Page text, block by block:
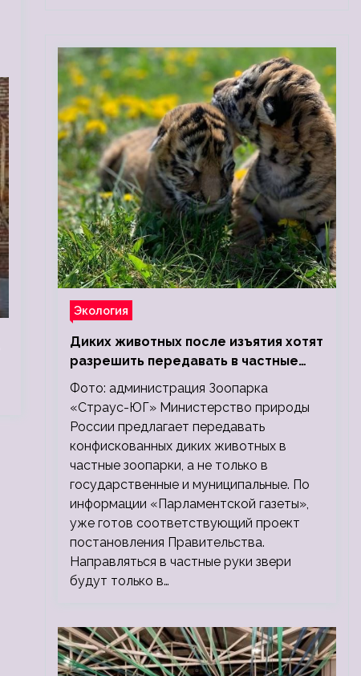
Экология
Диких животных после изъятия хотят
разрешить передавать в частные
зоопарки
Фото: администрация Зоопарка
«Страус-ЮГ» Министерство природы
России предлагает передавать
конфискованных диких животных в
частные зоопарки, а не только в
государственные и муниципальные. По
информации «Парламентской газеты»,
уже готов соответствующий проект
постановления Правительства.
Направляться в частные руки звери
будут только в…